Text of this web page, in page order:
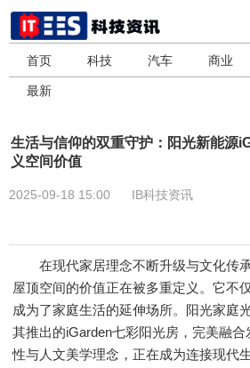
首页 科技 汽车 商业
最新
生活与信仰的双重守护：阳光新能源
义空间价值
2025-09-18 15:00 IB科技资讯
在现代家居理念不断升级与文化传承
屋顶空间的价值正在被多重定义。它不
成为了家庭生活的延伸场所。阳光家庭
其推出的iGarden七彩阳光房，完美融
性与人文美学理念，正在成为连接现代